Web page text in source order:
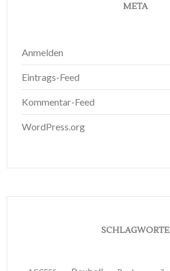
META
Anmelden
Eintrags-Feed
Kommentar-Feed
WordPress.org
SCHLAGWORTE